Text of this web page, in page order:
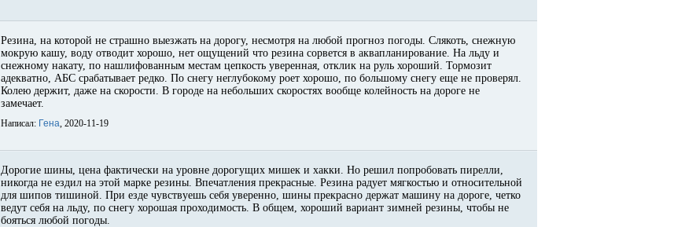
Резина, на которой не страшно выезжать на дорогу, несмотря на любой прогноз погоды. Слякоть, снежную
мокрую кашу, воду отводит хорошо, нет ощущений что резина сорвется в аквапланирование. На льду и
снежному накату, по нашлифованным местам цепкость уверенная, отклик на руль хороший. Тормозит
адекватно, АБС срабатывает редко. По снегу неглубокому роет хорошо, по большому снегу еще не проверял.
Колею держит, даже на скорости. В городе на небольших скоростях вообще колейность на дороге не
замечает.
Написал: Гена, 2020-11-19
Дорогие шины, цена фактически на уровне дорогущих мишек и хакки. Но решил попробовать пирелли,
никогда не ездил на этой марке резины. Впечатления прекрасные. Резина радует мягкостью и относительной
для шипов тишиной. При езде чувствуешь себя уверенно, шины прекрасно держат машину на дороге, четко
ведут себя на льду, по снегу хорошая проходимость. В общем, хороший вариант зимней резины, чтобы не
бояться любой погоды.